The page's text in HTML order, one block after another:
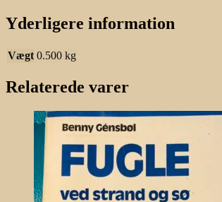
Yderligere information
Vægt 0.500 kg
Relaterede varer